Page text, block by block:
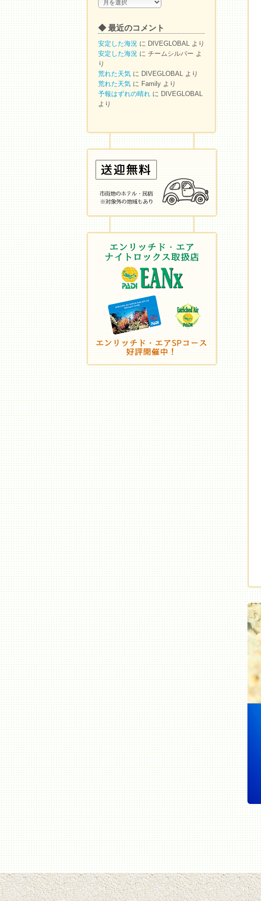
ア
カ
イ
ブ
◆ 最近のコメント
安定した海況 に DIVEGLOBAL より
安定した海況 に チームシルバー よ
り
荒れた天気 に DIVEGLOBAL より
荒れた天気 に Family より
予報はずれの晴れ に DIVEGLOBAL
より